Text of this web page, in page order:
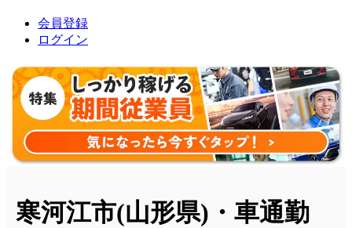
会員登録
ログイン
寒河江市(山形県)・車通勤